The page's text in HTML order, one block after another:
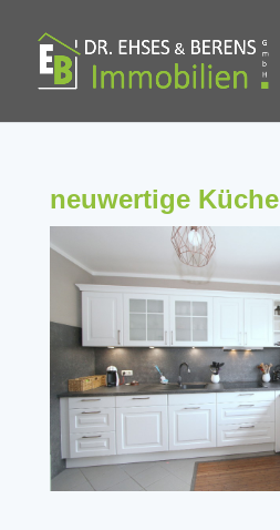
neuwertige Küche